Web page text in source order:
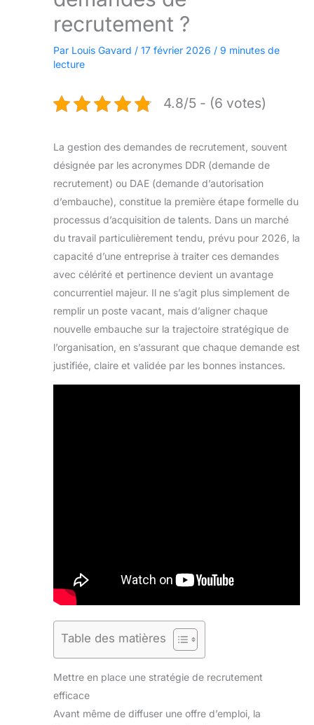
recrutement ?
Par Louis Gavard / 17 février 2026 / 9 minutes de
lecture
4.8/5 - (6 votes)
La gestion des demandes de recrutement, souvent
désignée par les acronymes DDR (demande de
recrutement) ou DAE (demande d’autorisation
d’embauche), constitue la première étape formelle du
processus d’acquisition de talents. Dans un marché
du travail particulièrement tendu, prévu pour 2026, la
capacité d’une entreprise à traiter ces demandes
avec célérité et pertinence devient un avantage
concurrentiel majeur. Il ne s’agit plus simplement de
remplir un poste vacant, mais d’aligner chaque
nouvelle embauche sur la trajectoire stratégique de
l’organisation, en s’assurant que chaque demande est
justifiée, claire et validée par les bonnes instances.
Table des matières
Mettre en place une stratégie de recrutement
efficace
Avant même de diffuser une offre d’emploi, la